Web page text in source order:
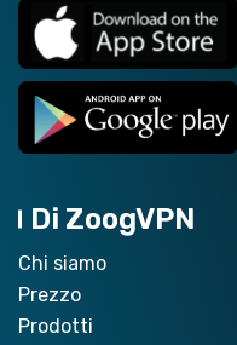
Di ZoogVPN
Chi siamo
Prezzo
Prodotti